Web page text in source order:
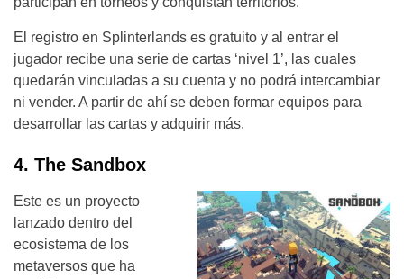
El registro en Splinterlands es gratuito y al entrar el
jugador recibe una serie de cartas ‘nivel 1’, las cuales
quedarán vinculadas a su cuenta y no podrá intercambiar
ni vender. A partir de ahí se deben formar equipos para
desarrollar las cartas y adquirir más.
4. The Sandbox
Este es un proyecto
lanzado dentro del
ecosistema de los
metaversos que ha